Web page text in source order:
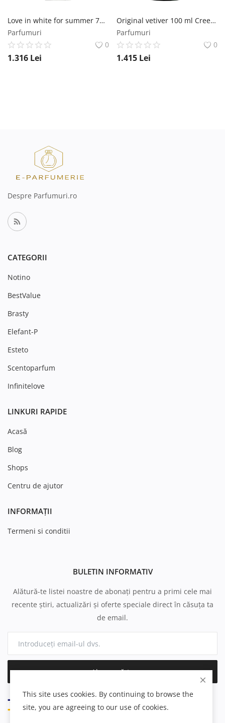
Love in white for summer 75 ml Creed 1760
Parfumuri
0
1.316 Lei
Original vetiver 100 ml Creed 1760
Parfumuri
0
1.415 Lei
Despre Parfumuri.ro
CATEGORII
Notino
BestValue
Brasty
Elefant-P
Esteto
Scentoparfum
Infinitelove
LINKURI RAPIDE
Acasă
Blog
Shops
Centru de ajutor
INFORMAȚII
Termeni si conditii
BULETIN INFORMATIV
Alătură-te listei noastre de abonați pentru a primi cele mai
recente știri, actualizări și oferte speciale direct în căsuța ta
de email.
Abonează-te
This site uses cookies. By continuing to browse the
site, you are agreeing to our use of cookies.